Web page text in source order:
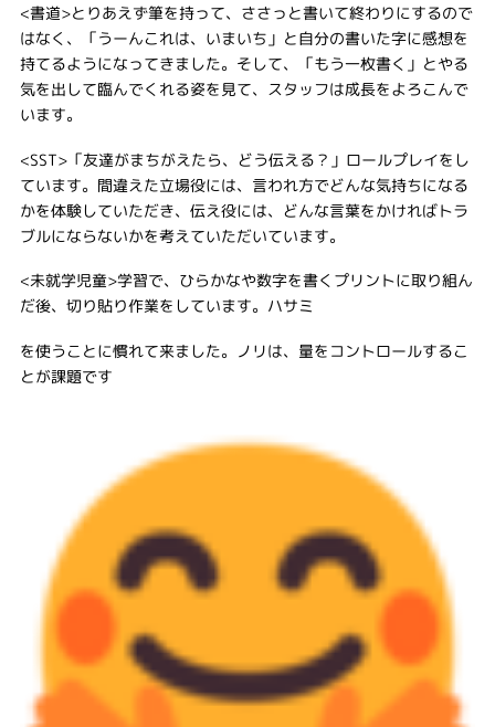
<書道>とりあえず筆を持って、ささっと書いて終わりにするので
はなく、「うーんこれは、いまいち」と自分の書いた字に感想を
持てるようになってきました。そして、「もう一枚書く」とやる
気を出して臨んでくれる姿を見て、スタッフは成長をよろこんで
います。
<SST>「友達がまちがえたら、どう伝える？」ロールプレイをし
ています。間違えた立場役には、言われ方でどんな気持ちになる
かを体験していただき、伝え役には、どんな言葉をかければトラ
ブルにならないかを考えていただいています。
<未就学児童>学習で、ひらかなや数字を書くプリントに取り組ん
だ後、切り貼り作業をしています。ハサミ
を使うことに慣れて来ました。ノリは、量をコントロールするこ
とが課題です